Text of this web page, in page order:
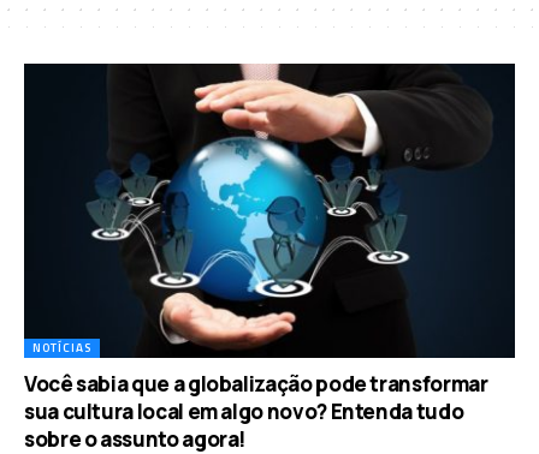
NOTÍCIAS
Você sabia que a globalização pode transformar
sua cultura local em algo novo? Entenda tudo
sobre o assunto agora!